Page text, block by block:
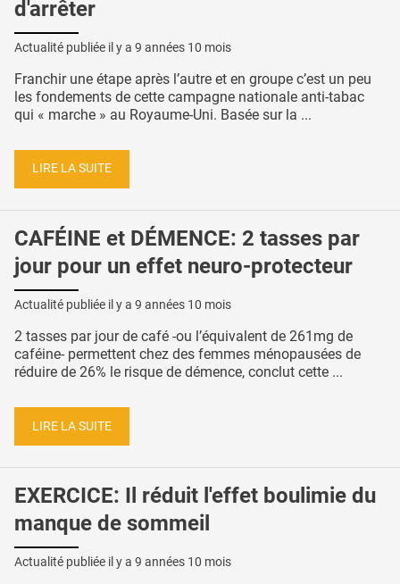
d'arrêter
Actualité publiée il y a 9 années 10 mois
Franchir une étape après l’autre et en groupe c’est un peu
les fondements de cette campagne nationale anti-tabac
qui « marche » au Royaume-Uni. Basée sur la ...
LIRE LA SUITE
CAFÉINE et DÉMENCE: 2 tasses par
jour pour un effet neuro-protecteur
Actualité publiée il y a 9 années 10 mois
2 tasses par jour de café -ou l’équivalent de 261mg de
caféine- permettent chez des femmes ménopausées de
réduire de 26% le risque de démence, conclut cette ...
LIRE LA SUITE
EXERCICE: Il réduit l'effet boulimie du
manque de sommeil
Actualité publiée il y a 9 années 10 mois